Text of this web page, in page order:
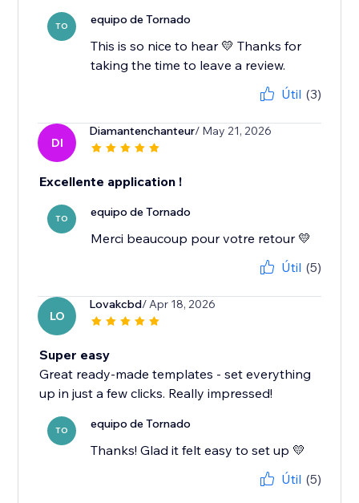
TO equipo de Tornado
This is so nice to hear 💛 Thanks for
taking the time to leave a review.
Útil (3)
DI
Diamantenchanteur/ May 21, 2026
Excellente application !
TO equipo de Tornado
Merci beaucoup pour votre retour 💛
Útil (5)
LO
Lovakcbd/ Apr 18, 2026
Super easy
Great ready-made templates - set everything
up in just a few clicks. Really impressed!
TO equipo de Tornado
Thanks! Glad it felt easy to set up 💛
Útil (5)